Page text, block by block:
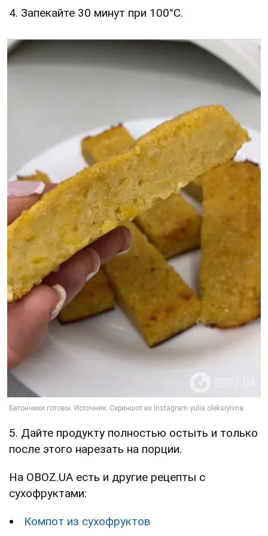
4. Запекайте 30 минут при 100°C.
5. Дайте продукту полностью остыть и только
после этого нарезать на порции.
На OBOZ.UA есть и другие рецепты с
сухофруктами:
Компот из сухофруктов